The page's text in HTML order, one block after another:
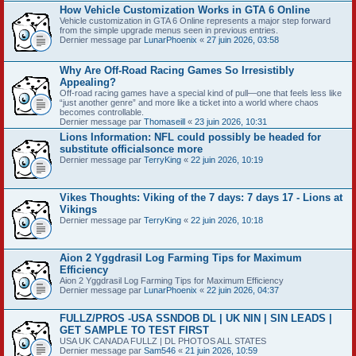
How Vehicle Customization Works in GTA 6 Online
Vehicle customization in GTA 6 Online represents a major step forward
from the simple upgrade menus seen in previous entries.
Dernier message par LunarPhoenix « 27 juin 2026, 03:58
Why Are Off-Road Racing Games So Irresistibly
Appealing?
Off-road racing games have a special kind of pull—one that feels less like
“just another genre” and more like a ticket into a world where chaos
becomes controllable.
Dernier message par Thomaseill « 23 juin 2026, 10:31
Lions Information: NFL could possibly be headed for
substitute officialsonce more
Dernier message par TerryKing « 22 juin 2026, 10:19
Vikes Thoughts: Viking of the 7 days: 7 days 17 - Lions at
Vikings
Dernier message par TerryKing « 22 juin 2026, 10:18
Aion 2 Yggdrasil Log Farming Tips for Maximum
Efficiency
Aion 2 Yggdrasil Log Farming Tips for Maximum Efficiency
Dernier message par LunarPhoenix « 22 juin 2026, 04:37
FULLZ/PROS -USA SSNDOB DL | UK NIN | SIN LEADS |
GET SAMPLE TO TEST FIRST
USA UK CANADA FULLZ | DL PHOTOS ALL STATES
Dernier message par Sam546 « 21 juin 2026, 10:59